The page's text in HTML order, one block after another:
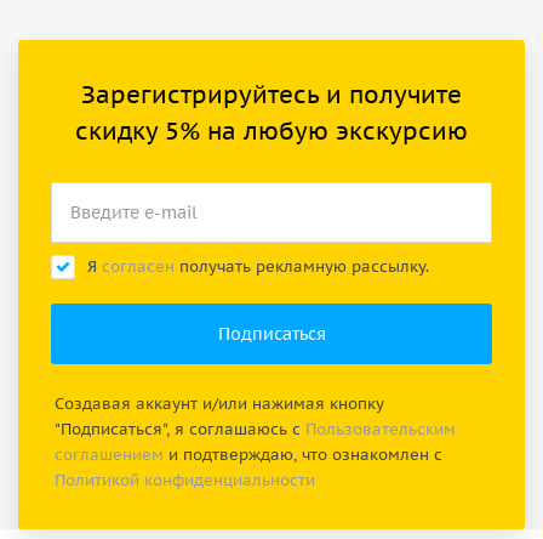
Зарегистрируйтесь и получите
скидку 5% на любую экскурсию
Я согласен получать рекламную рассылку.
Создавая аккаунт и/или нажимая кнопку
"Подписаться", я соглашаюсь с Пользовательским
соглашением и подтверждаю, что ознакомлен с
Политикой конфиденциальности